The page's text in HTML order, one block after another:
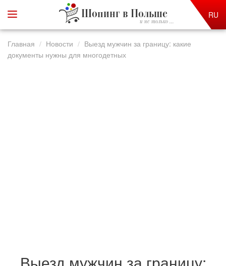
Шопинг в Польше
и не только ...
RU
Главная Новости
Выезд мужчин за границу: какие
документы нужны для многодетных